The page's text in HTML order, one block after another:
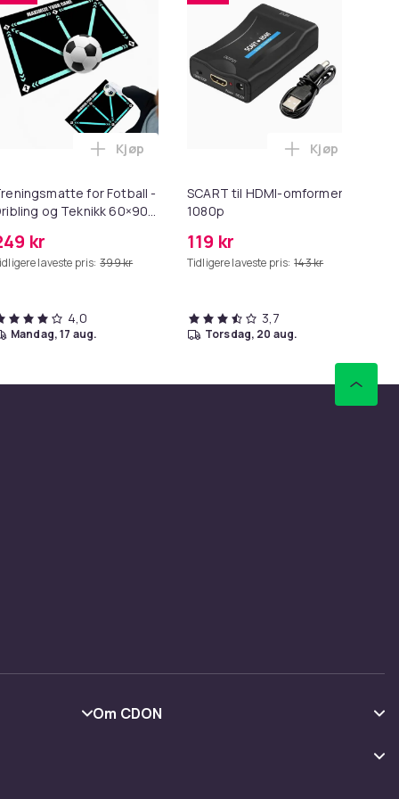
Childrens/Kids Fusion X Flat Cut Essential Goalkeeper
for Fotball -
og Teknikk 60×90
kr
laveste pris: 399 kr
Legg Treningsmatte for Fotball - Dribling
Kjøp
4,0
mandag, 17 aug.
SCART til HDMI-omformer
1080p
119 kr
Tidligere laveste pris: 143 kr
Legg SCART
Kjøp
3,7
torsdag, 20 aug.
Om CDON